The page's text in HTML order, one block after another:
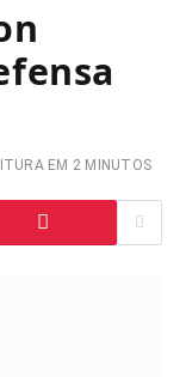
EM 2 MINUTOS